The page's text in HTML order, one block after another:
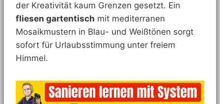
der Kreativität kaum Grenzen gesetzt. Ein
fliesen gartentisch mit mediterranen
Mosaikmustern in Blau- und Weißtönen sorgt
sofort für Urlaubsstimmung unter freiem
Himmel.